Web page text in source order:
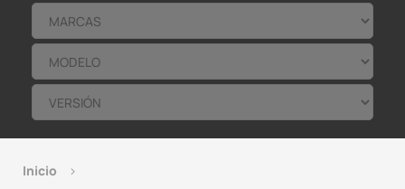
Inicio